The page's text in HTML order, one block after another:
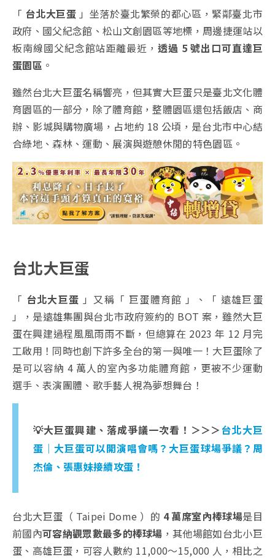
「 台北大巨蛋 」坐落於臺北繁榮的都心區，緊鄰臺北市
政府、國父紀念館、松山文創園區等地標，周邊捷運站以
板南線國父紀念館站距離最近，透過 5 號出口可直達巨
蛋園區 。
雖然台北大巨蛋名稱響亮，但其實大巨蛋只是臺北文化體
育園區的一部分，除了體育館，整體園區還包括飯店、商
辦、影城與購物廣場，占地約 18 公頃，是台北市中心結
合綠地、森林、運動、展演與遊憩休閒的特色園區。
台北大巨蛋
「 台北大巨蛋 」又稱「 巨蛋體育館 」、「 遠雄巨蛋
」，是遠雄集團與台北市政府簽約的 BOT 案，雖然大巨
蛋在興建過程風風雨雨不斷，但總算在 2023 年 12 月完
工啟用！同時也創下許多全台的第一與唯一！大巨蛋除了
是可以容納 4 萬人的室內多功能體育館，更被不少運動
選手、表演團體、歌手藝人視為夢想舞台！
💡大巨蛋興建、落成爭議一次看！＞＞＞ 台北大巨
蛋｜大巨蛋可以開演唱會嗎？大巨蛋球場爭議？周
杰倫、張惠妹接續攻蛋！
台北大巨蛋（ Taipei Dome ）的 4 萬席室內棒球場是目
前國內可容納觀眾數最多的棒球場 ，其他場館如台北小巨
蛋、高雄巨蛋，可容人數約 11,000～15,000 人，相比之